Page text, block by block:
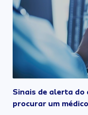
Sinais de alerta do
procurar um médico